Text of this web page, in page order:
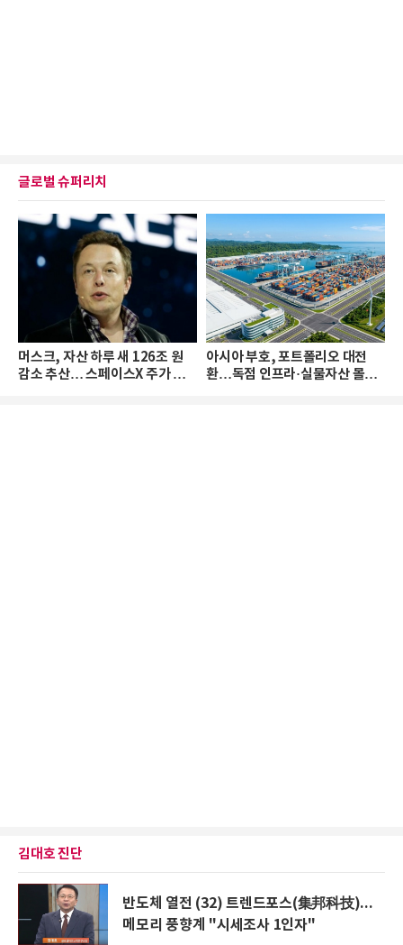
글로벌 슈퍼리치
머스크, 자산 하루 새 126조 원
감소 추산… 스페이스X 주가 하
아시아 부호, 포트폴리오 대전
환…독점 인프라·실물자산 몰린
김대호 진단
반도체 열전 (32) 트렌드포스(集邦科技)...
메모리 풍향계 "시세조사 1인자"